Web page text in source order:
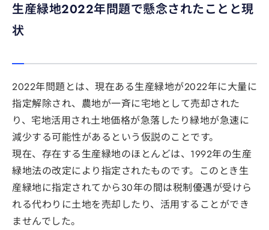
生産緑地2022年問題で懸念されたことと現
状
2022年問題とは、現在ある生産緑地が2022年に大量に
指定解除され、農地が一斉に宅地として売却された
り、宅地活用され土地価格が急落したり緑地が急速に
減少する可能性があるという仮説のことです。
現在、存在する生産緑地のほとんどは、1992年の生産
緑地法の改定により指定されたものです。このとき生
産緑地に指定されてから30年の間は税制優遇が受けら
れる代わりに土地を売却したり、活用することができ
ませんでした。